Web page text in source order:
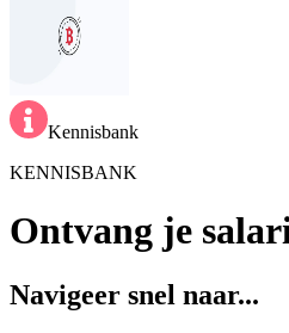
Kennisbank
KENNISBANK
Ontvang je
Navigeer snel naar...